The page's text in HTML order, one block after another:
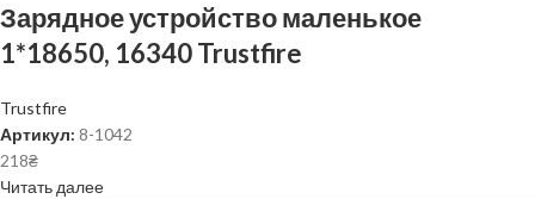
Зарядное устройство маленькое
1*18650, 16340 Trustfire
Trustfire
Артикул: 8-1042
218₴
Читать далее